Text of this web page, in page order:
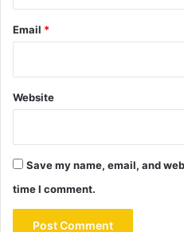
Email *
Website
Save my name, email, and
time I comment.